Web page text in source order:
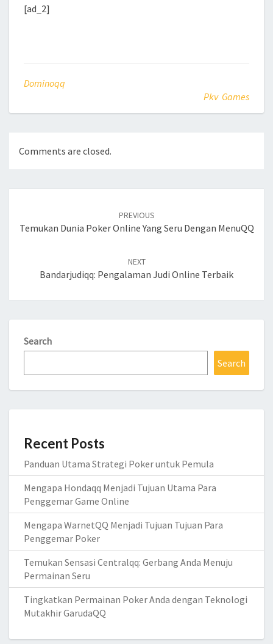
[ad_2]
Dominoqq
Pkv Games
Comments are closed.
PREVIOUS
Temukan Dunia Poker Online Yang Seru Dengan MenuQQ
NEXT
Bandarjudiqq: Pengalaman Judi Online Terbaik
Search
Search
Recent Posts
Panduan Utama Strategi Poker untuk Pemula
Mengapa Hondaqq Menjadi Tujuan Utama Para
Penggemar Game Online
Mengapa WarnetQQ Menjadi Tujuan Tujuan Para
Penggemar Poker
Temukan Sensasi Centralqq: Gerbang Anda Menuju
Permainan Seru
Tingkatkan Permainan Poker Anda dengan Teknologi
Mutakhir GarudaQQ